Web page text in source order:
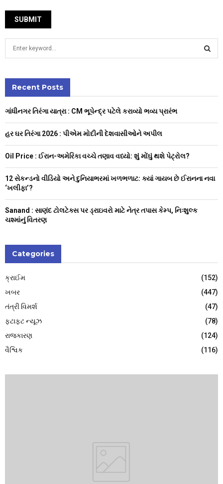
h
:
C
H
Recent Posts
ગાંધીનગર તિરંગા યાત્રા : CM ભૂપેન્દ્ર પટેલે કરાવ્યો ભવ્ય પ્રારંભ
હર ઘર તિરંગા 2026 : પીએમ મોદીની દેશવાસીઓને અપીલ
Oil Price : ઈરાન-અમેરિકા વચ્ચે તણાવ વધ્યો: શું મોંઘું થશે પેટ્રોલ?
12 સેકન્ડનો વીડિયો અને દુનિયાભરમાં ખળભળાટ: ક્યાં ગાયબ છે ઈરાનના નવા
‘ખલીફા’?
Sanand : સાણંદ ટોલટેક્સ પર ડ્રાઇવરો માટે નેત્ર તપાસ કેમ્પ, નિઃશુલ્ક
ચશ્માંનું વિતરણ
Categories
ક્રાઈમ
(152)
ખબર
(447)
તંત્રી વિમર્શ
(47)
ફટાફટ ન્યૂઝ
(78)
રાજકારણ
(124)
વૈશ્વિક
(116)